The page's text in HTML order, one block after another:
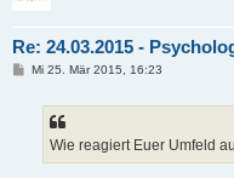
Re: 24.03.2015 -
BMi 25. Mär 2015, 16:23
Wie reagiert Euer Umfeld